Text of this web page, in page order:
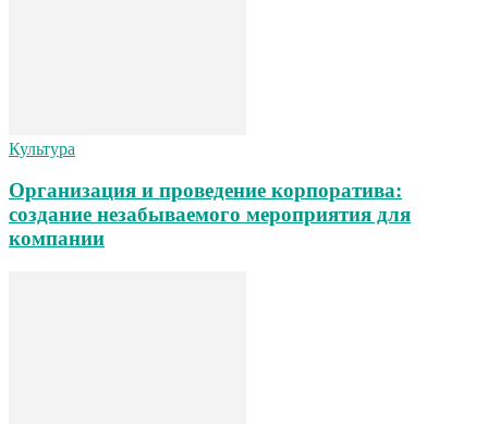
Культура
Организация и проведение корпоратива:
создание незабываемого мероприятия для
компании